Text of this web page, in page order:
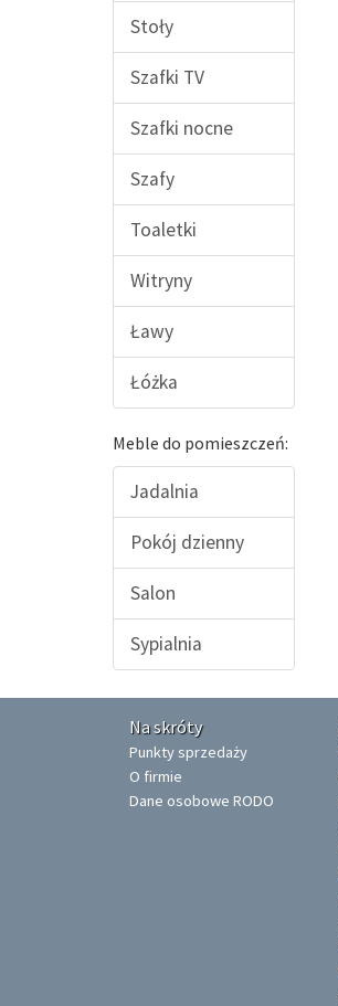
Stoły
Szafki TV
Szafki nocne
Szafy
Toaletki
Witryny
Ławy
Łóżka
Meble do pomieszczeń:
Jadalnia
Pokój dzienny
Salon
Sypialnia
Na skróty
Punkty sprzedaży
O firmie
Dane osobowe RODO